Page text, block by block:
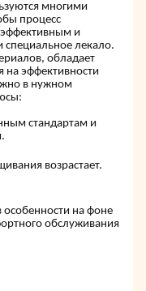
многими
процесс
и
лекало.
обладает
на эффективности
в нужном
стандартам и
возрастает.
особенности на фоне
обслуживания